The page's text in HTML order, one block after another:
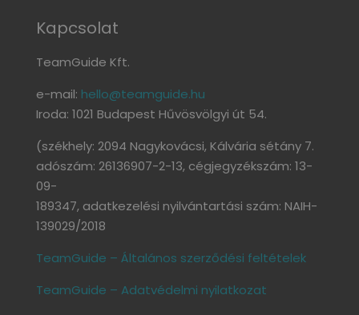
Kapcsolat
TeamGuide Kft.
e-mail: hello@teamguide.hu
Iroda: 1021 Budapest Hűvösvölgyi út 54.
(székhely: 2094 Nagykovácsi, Kálvária sétány 7.
adószám: 26136907-2-13, cégjegyzékszám: 13-
09-
189347, adatkezelési nyilvántartási szám: NAIH-
139029/2018
TeamGuide – Általános szerződési feltételek
TeamGuide – Adatvédelmi nyilatkozat